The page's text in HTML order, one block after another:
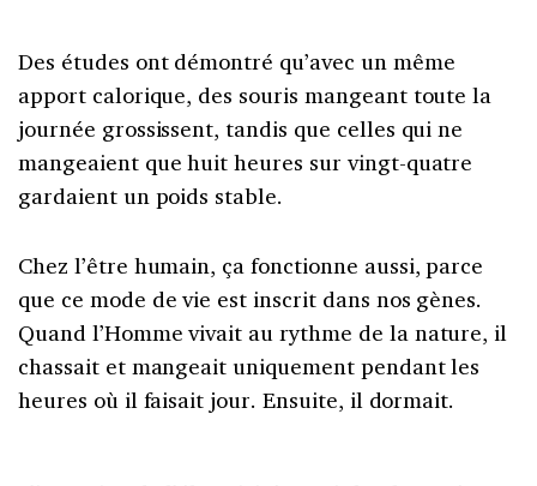
Des études ont démontré qu’avec un même
apport calorique, des souris mangeant toute la
journée grossissent, tandis que celles qui ne
mangeaient que huit heures sur vingt-quatre
gardaient un poids stable.
Chez l’être humain, ça fonctionne aussi, parce
que ce mode de vie est inscrit dans nos gènes.
Quand l’Homme vivait au rythme de la nature, il
chassait et mangeait uniquement pendant les
heures où il faisait jour. Ensuite, il dormait.